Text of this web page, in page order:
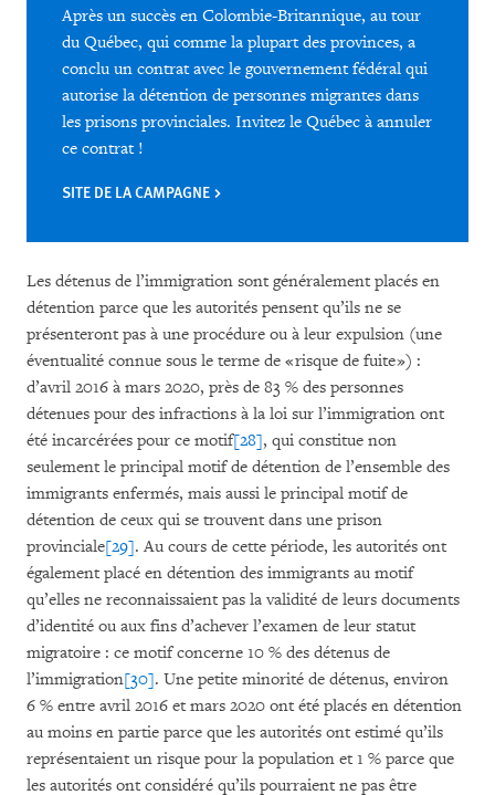
Après un succès en Colombie-Britannique, au tour
du Québec, qui comme la plupart des provinces, a
conclu un contrat avec le gouvernement fédéral qui
autorise la détention de personnes migrantes dans
les prisons provinciales. Invitez le Québec à annuler
ce contrat !
SITE DE LA CAMPAGNE
Les détenus de l’immigration sont généralement placés en
détention parce que les autorités pensent qu’ils ne se
présenteront pas à une procédure ou à leur expulsion (une
éventualité connue sous le terme de « risque de fuite ») :
d’avril 2016 à mars 2020, près de 83 % des personnes
détenues pour des infractions à la loi sur l’immigration ont
été incarcérées pour ce motif[28], qui constitue non
seulement le principal motif de détention de l’ensemble des
immigrants enfermés, mais aussi le principal motif de
détention de ceux qui se trouvent dans une prison
provinciale[29]. Au cours de cette période, les autorités ont
également placé en détention des immigrants au motif
qu’elles ne reconnaissaient pas la validité de leurs documents
d’identité ou aux fins d’achever l’examen de leur statut
migratoire : ce motif concerne 10 % des détenus de
l’immigration[30]. Une petite minorité de détenus, environ
6 % entre avril 2016 et mars 2020 ont été placés en détention
au moins en partie parce que les autorités ont estimé qu’ils
représentaient un risque pour la population et 1 % parce que
les autorités ont considéré qu’ils pourraient ne pas être